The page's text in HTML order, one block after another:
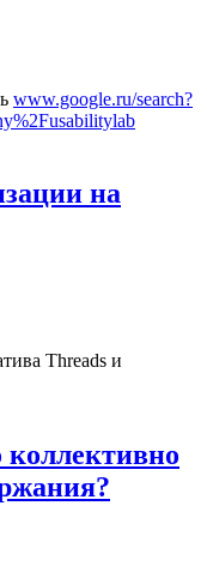
www.google.ru/search?
на
Threads и